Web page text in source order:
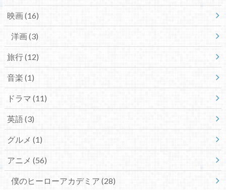
映画(16)
洋画(3)
旅行(12)
音楽 (1)
ドラマ (11)
英語(3)
グルメ (1)
アニメ (56)
僕のヒーローアカデミア (28)